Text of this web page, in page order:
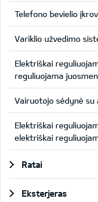
Telefono bevielio
Variklio užvedimo
Elektriškai
reguliuojama
Vairuotojo sėdynė
Elektriškai
elektriškai
Ratai
Eksterjeras